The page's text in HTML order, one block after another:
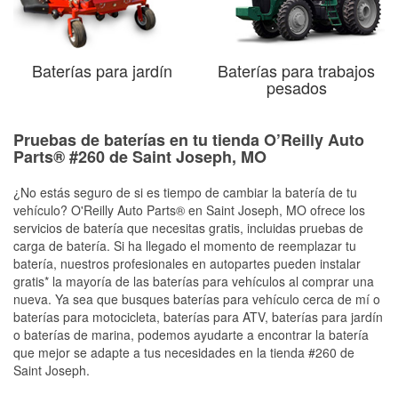
Baterías para jardín Baterías para trabajos
pesados
Pruebas de baterías en tu tienda O’Reilly Auto
Parts® #260 de Saint Joseph, MO
¿No estás seguro de si es tiempo de cambiar la batería de tu
vehículo? O'Reilly Auto Parts® en Saint Joseph, MO ofrece los
servicios de batería que necesitas gratis, incluidas pruebas de
carga de batería. Si ha llegado el momento de reemplazar tu
batería, nuestros profesionales en autopartes pueden instalar
gratis* la mayoría de las baterías para vehículos al comprar una
nueva. Ya sea que busques baterías para vehículo cerca de mí o
baterías para motocicleta, baterías para ATV, baterías para jardín
o baterías de marina, podemos ayudarte a encontrar la batería
que mejor se adapte a tus necesidades en la tienda #260 de
Saint Joseph.